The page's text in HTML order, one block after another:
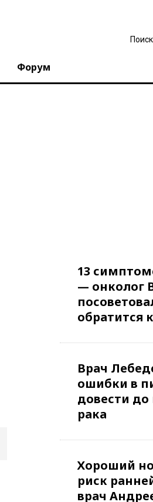
Форум
13
— онколог
обратится
Врач
ошибки в
довести до
рака
Хороший
риск
врач